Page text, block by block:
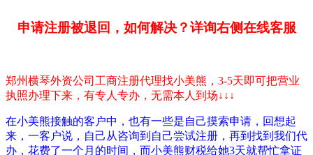
申请注册被退回，如何解决？详询右侧在线客服
郑州横琴外资公司工商注册代理找小美熊，3-5天即可把营业
执照办理下来，有专人专办，无需本人到场↓↓↓
在小美熊接触的客户中，也有一些是自己摸索申请，回想起
来，一客户说，自己从咨询到自己尝试注册，再到找到我们代
办，花费了一个月的时间，而小美熊财税给她3天就帮忙拿证